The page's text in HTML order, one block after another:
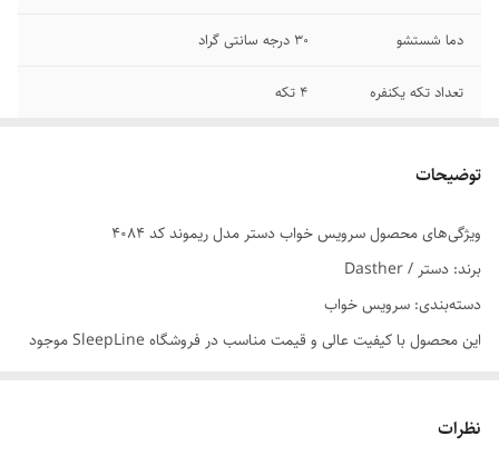
دما شستشو 30 درجه سانتی گراد
تعداد تکه یکنفره 4 تکه
یکنفره
تعداد تکه دونفره
سایر توضیحات
دونفره
قابل شستشو با دست- ماشین لباسشویی
توضیحات
ویژگی‌های محصول سرویس خواب دستر مدل ریموند کد 4084
برند: دستر / Dasther
دسته‌بندی: سرویس خواب
این محصول با کیفیت عالی و قیمت مناسب در فروشگاه SleepLine موجود
نظرات